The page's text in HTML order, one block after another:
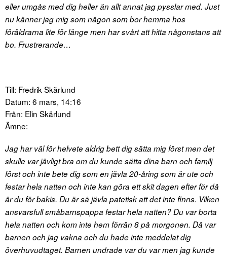
eller umgås med dig heller än allt annat jag pysslar med. Just
nu känner jag mig som någon som bor hemma hos
föräldrarna lite för länge men har svårt att hitta någonstans att
bo. Frustrerande…
Till: Fredrik Skärlund
Datum: 6 mars, 14:16
Från: Elin Skärlund
Ämne:
Jag har väl för helvete aldrig bett dig sätta mig först men det
skulle var jävligt bra om du kunde sätta dina barn och familj
först och inte bete dig som en jävla 20-åring som är ute och
festar hela natten och inte kan göra ett skit dagen efter för då
är du för bakis. Du är så jävla patetisk att det inte finns. Vilken
ansvarsfull småbarnspappa festar hela natten? Du var borta
hela natten och kom inte hem förrän 8 på morgonen. Då var
barnen och jag vakna och du hade inte meddelat dig
överhuvudtaget. Barnen undrade var du var men jag kunde